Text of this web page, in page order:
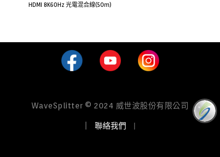
HDMI 8K60Hz 光電混合線(50m)
WaveSplitter © 2024 威世波股份有限公司
聯絡我們